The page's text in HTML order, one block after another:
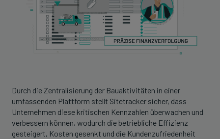
Durch die Zentralisierung der Bauaktivitäten in einer
umfassenden Plattform stellt Sitetracker sicher, dass
Unternehmen diese kritischen Kennzahlen überwachen und
verbessern können, wodurch die betriebliche Effizienz
gesteigert, Kosten gesenkt und die Kundenzufriedenheit